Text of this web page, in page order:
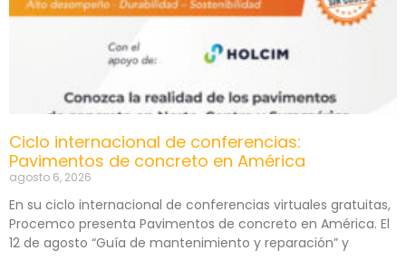
Ciclo internacional de conferencias:
Pavimentos de concreto en América
agosto 6, 2026
En su ciclo internacional de conferencias virtuales gratuitas,
Procemco presenta Pavimentos de concreto en América. El
12 de agosto “Guía de mantenimiento y reparación” y